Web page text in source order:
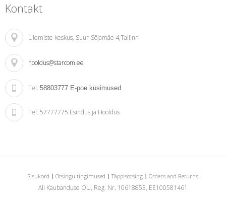
Kontakt
Ülemiste keskus, Suur-Sõjamäe 4,Tallinn
hooldus@starcom.ee
Tel.:58803777 E-poe küsimused
Tel.:57777775 Esindus ja Hooldus
Sisukord Otsingu tingimused Täppisotsing Orders and Returns
All Kaubanduse OÜ, Reg. Nr. 10618853, EE100581461